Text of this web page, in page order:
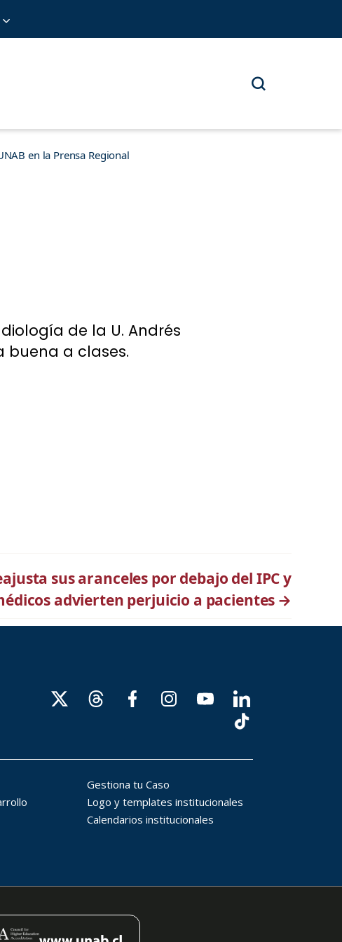
en la Prensa Regional
de la U. Andrés
buena a clases.
sus aranceles por debajo del IPC y
advierten perjuicio a pacientes →